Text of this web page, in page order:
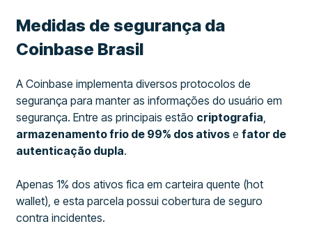
Medidas de segurança da
Coinbase Brasil
A Coinbase implementa diversos protocolos de
segurança para manter as informações do usuário em
segurança. Entre as principais estão criptografia,
armazenamento frio de 99% dos ativos efator de
autenticação dupla.
Apenas 1% dos ativos fica em carteira quente (hot
wallet), e esta parcela possui cobertura de seguro
contra incidentes.